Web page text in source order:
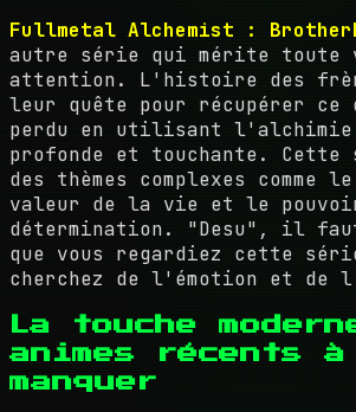
Fullmetal Alchemist :
autre série qui mérite toute
attention. L'histoire des
leur quête pour récupérer
perdu en utilisant
profonde et touchante. Cette
des thèmes complexes
valeur de la vie et le
détermination. "Desu", il faut
que vous regardiez cette
cherchez de l'émotion et de
La touche
animes récents à
manquer